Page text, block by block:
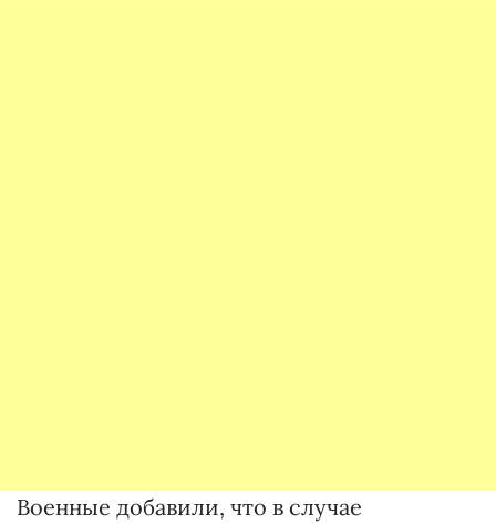
Военные добавили, что в случае